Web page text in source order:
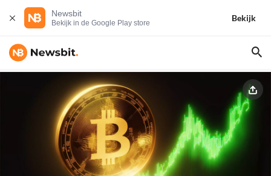
Newsbit
Bekijk in de Google Play store
Bekijk